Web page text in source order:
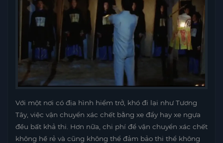
Với một nơi có địa hình hiểm trở, khó đi lại như Tương
Tây, việc vận chuyển xác chết bằng xe đẩy hay xe ngựa
đều bất khả thi. Hơn nữa, chi phí để vận chuyển xác chết
không hề rẻ và cũng không thể đảm bảo thi thể không